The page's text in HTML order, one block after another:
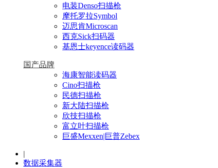
电装Denso扫描枪
摩托罗拉Symbol
迈思肯Microscan
西克Sick扫码器
基恩士keyence读码器
国产品牌
海康智能读码器
Cino扫描枪
民德扫描枪
新大陆扫描枪
欣技扫描枪
富立叶扫描枪
巨盛Mexxen|巨普Zebex
|
数据采集器